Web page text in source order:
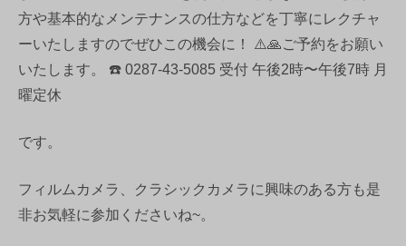
方や基本的なメンテナンスの仕方などを丁寧にレクチャ
ーいたしますのでぜひこの機会に！ ⚠️🙏ご予約をお願い
いたします。 ☎️ 0287-43-5085 受付 午後2時〜午後7時 月
曜定休
です。
フィルムカメラ、クラシックカメラに興味のある方も是
非お気軽に参加くださいね~。